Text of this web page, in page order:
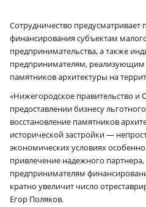
Сотрудничество предусматривает
финансирования субъектам
предпринимательства, а также
предпринимателям,
памятников архитектуры на
«Нижегородское правительство и
предоставлении бизнесу
восстановление памятников
исторической застройки —
экономических условиях
привлечение надежного партнера,
предпринимателям
кратно увеличит число
Егор Поляков.